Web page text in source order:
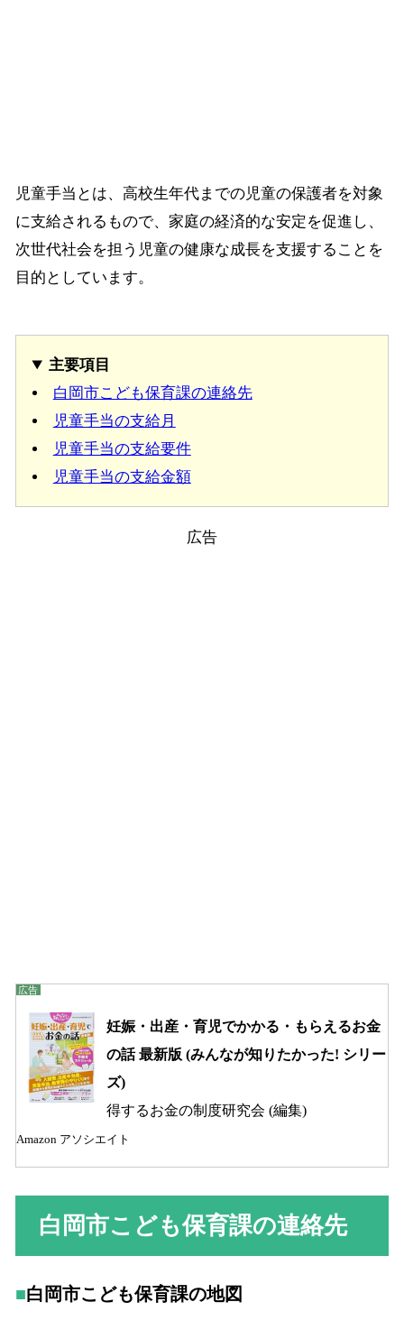
児童手当とは、高校生年代までの児童の保護者を対象
に支給されるもので、家庭の経済的な安定を促進し、
次世代社会を担う児童の健康な成長を支援することを
目的としています。
主要項目
白岡市こども保育課の連絡先
児童手当の支給月
児童手当の支給要件
児童手当の支給金額
妊娠・出産・育児でかかる・もらえるお金
の話 最新版 (みんなが知りたかった! シリー
ズ)
得するお金の制度研究会 (編集)
Amazon アソシエイト
白岡市こども保育課の連絡先
白岡市こども保育課の地図